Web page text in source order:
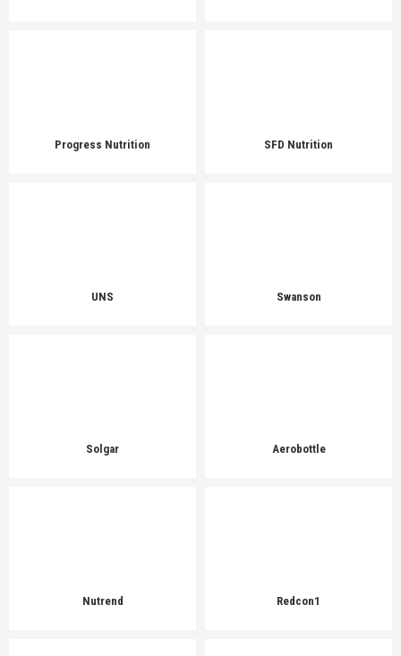
Progress Nutrition SFD Nutrition
UNS Swanson
Solgar Aerobottle
Nutrend Redcon1